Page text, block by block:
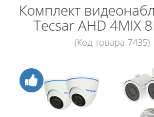
Комплект
Tecsar AHD 4MIX
(Код товара 7435)